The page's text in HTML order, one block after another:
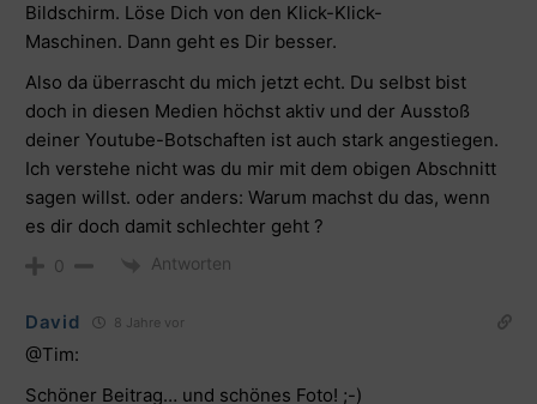
Bildschirm. Löse Dich von den Klick-Klick-
Maschinen. Dann geht es Dir besser.
Also da überrascht du mich jetzt echt. Du selbst bist
doch in diesen Medien höchst aktiv und der Ausstoß
deiner Youtube-Botschaften ist auch stark angestiegen.
Ich verstehe nicht was du mir mit dem obigen Abschnitt
sagen willst. oder anders: Warum machst du das, wenn
es dir doch damit schlechter geht ?
0 Antworten
David 8 Jahre vor
@Tim:
Schöner Beitrag… und schönes Foto! ;-)